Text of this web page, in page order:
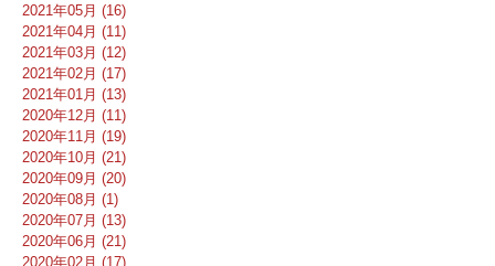
2021年05月 (16)
2021年04月 (11)
2021年03月 (12)
2021年02月 (17)
2021年01月 (13)
2020年12月 (11)
2020年11月 (19)
2020年10月 (21)
2020年09月 (20)
2020年08月 (1)
2020年07月 (13)
2020年06月 (21)
2020年02月 (17)